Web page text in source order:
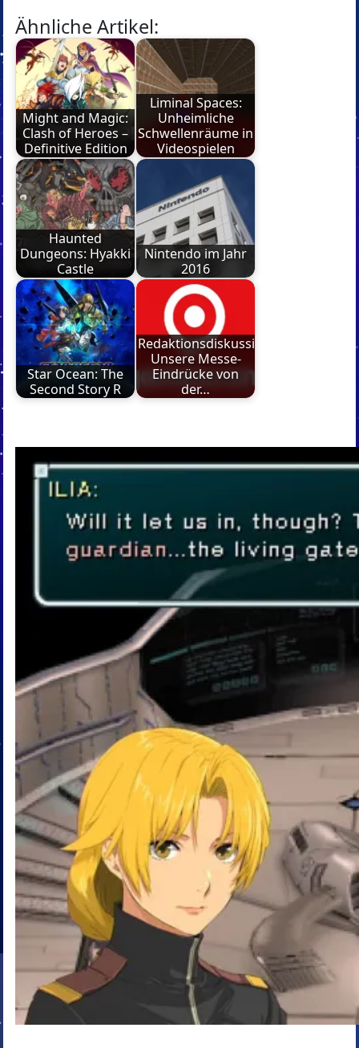
Ähnliche Artikel:
Might and Magic:
Clash of Heroes –
Definitive Edition
Liminal Spaces:
Unheimliche
Schwellenräume in
Videospielen
Haunted
Dungeons: Hyakki
Castle
Nintendo im Jahr
2016
Star Ocean: The
Second Story R
Redaktionsdiskussion:
Unsere Messe-
Eindrücke von
der…